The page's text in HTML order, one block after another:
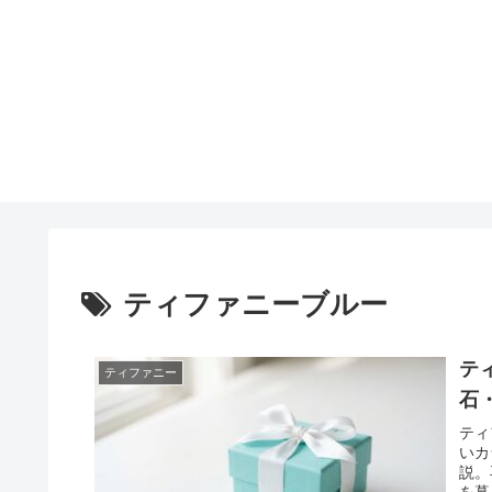
ティファニーブルー
ティファニー
テ
石
テ
い
説